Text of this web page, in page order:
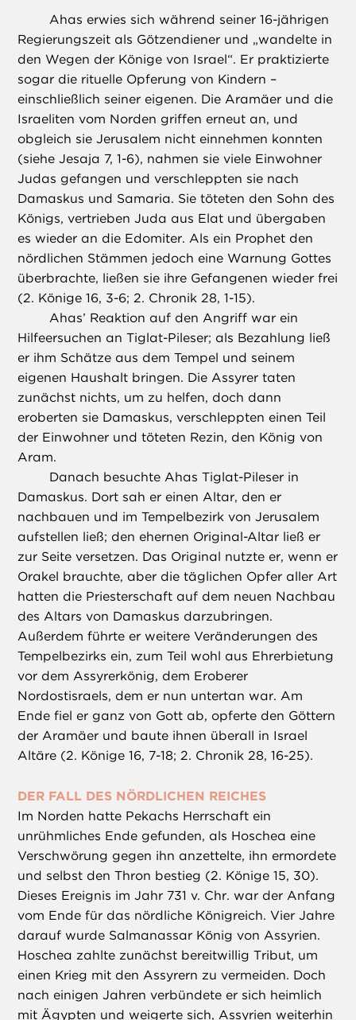
Ahas erwies sich während seiner 16-jährigen
Regierungszeit als Götzendiener und „wandelte in
den Wegen der Könige von Israel“. Er praktizierte
sogar die rituelle Opferung von Kindern –
einschließlich seiner eigenen. Die Aramäer und die
Israeliten vom Norden griffen erneut an, und
obgleich sie Jerusalem nicht einnehmen konnten
(siehe Jesaja 7, 1-6), nahmen sie viele Einwohner
Judas gefangen und verschleppten sie nach
Damaskus und Samaria. Sie töteten den Sohn des
Königs, vertrieben Juda aus Elat und übergaben
es wieder an die Edomiter. Als ein Prophet den
nördlichen Stämmen jedoch eine Warnung Gottes
überbrachte, ließen sie ihre Gefangenen wieder frei
(2. Könige 16, 3-6; 2. Chronik 28, 1-15).
Ahas’ Reaktion auf den Angriff war ein
Hilfeersuchen an Tiglat-Pileser; als Bezahlung ließ
er ihm Schätze aus dem Tempel und seinem
eigenen Haushalt bringen. Die Assyrer taten
zunächst nichts, um zu helfen, doch dann
eroberten sie Damaskus, verschleppten einen Teil
der Einwohner und töteten Rezin, den König von
Aram.
Danach besuchte Ahas Tiglat-Pileser in
Damaskus. Dort sah er einen Altar, den er
nachbauen und im Tempelbezirk von Jerusalem
aufstellen ließ; den ehernen Original-Altar ließ er
zur Seite versetzen. Das Original nutzte er, wenn er
Orakel brauchte, aber die täglichen Opfer aller Art
hatten die Priesterschaft auf dem neuen Nachbau
des Altars von Damaskus darzubringen.
Außerdem führte er weitere Veränderungen des
Tempelbezirks ein, zum Teil wohl aus Ehrerbietung
vor dem Assyrerkönig, dem Eroberer
Nordostisraels, dem er nun untertan war. Am
Ende fiel er ganz von Gott ab, opferte den Göttern
der Aramäer und baute ihnen überall in Israel
Altäre (2. Könige 16, 7-18; 2. Chronik 28, 16-25).
DER FALL DES NÖRDLICHEN REICHES
Im Norden hatte Pekachs Herrschaft ein
unrühmliches Ende gefunden, als Hoschea eine
Verschwörung gegen ihn anzettelte, ihn ermordete
und selbst den Thron bestieg (2. Könige 15, 30).
Dieses Ereignis im Jahr 731 v. Chr. war der Anfang
vom Ende für das nördliche Königreich. Vier Jahre
darauf wurde Salmanassar König von Assyrien.
Hoschea zahlte zunächst bereitwillig Tribut, um
einen Krieg mit den Assyrern zu vermeiden. Doch
nach einigen Jahren verbündete er sich heimlich
mit Ägypten und weigerte sich, Assyrien weiterhin